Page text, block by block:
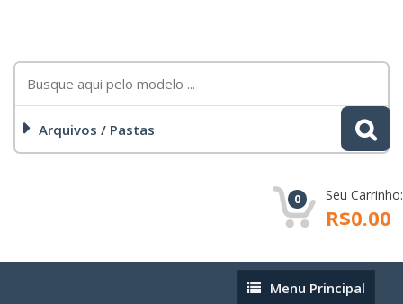
Arquivos / Pastas
0 Seu Carrinho:
R$0.00
MenuMenu Principal